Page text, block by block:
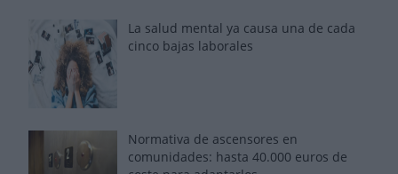
La salud mental ya causa una de cada
cinco bajas laborales
Normativa de ascensores en
comunidades: hasta 40.000 euros de